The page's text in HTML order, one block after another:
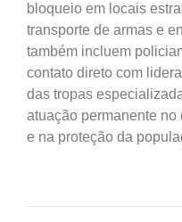
bloqueio em locais
transporte de armas e
também incluem
contato direto com
das tropas
atuação permanente
e na proteção da